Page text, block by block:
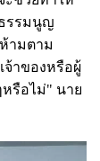
รรมนูญ
ามตาม
จ้าของหรือผู้
รือไม่" นาย